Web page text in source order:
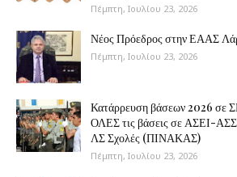
Πέμπτη, Ιουλίου 23, 2026
Νέος Πρόεδρος στην ΕΑΑΣ
Πέμπτη, Ιουλίου 23, 2026
Κατάρρευση βάσεων 2026
ΟΛΕΣ τις βάσεις σε ΑΣΕΙ-
ΛΣ Σχολές (ΠΙΝΑΚΑΣ)
Πέμπτη, Ιουλίου 23, 2026